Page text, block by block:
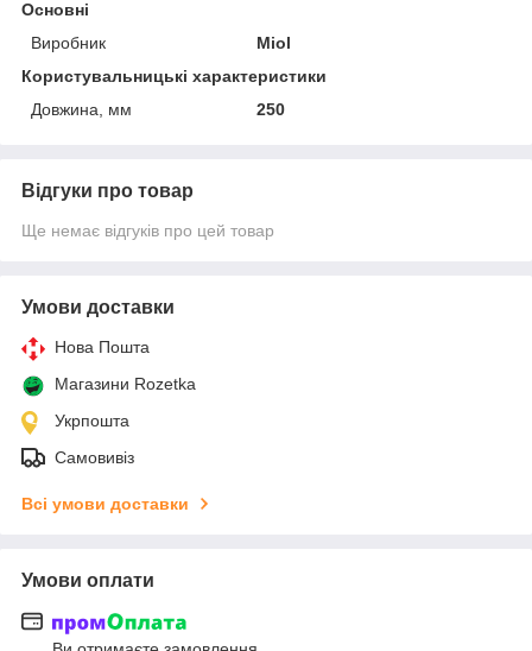
Основні
Виробник
Miol
Користувальницькі характеристики
Довжина, мм
250
Відгуки про товар
Ще немає відгуків про цей товар
Умови доставки
Нова Пошта
Магазини Rozetka
Укрпошта
Самовивіз
Всі умови доставки
Умови оплати